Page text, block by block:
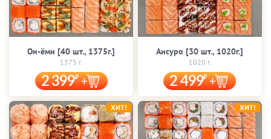
Он-ёми [40 шт., 1375г.]
1375 г.
2 399
Аисуро [30 шт., 1020г.]
1020 г.
2 499
ХИТ! ХИТ!